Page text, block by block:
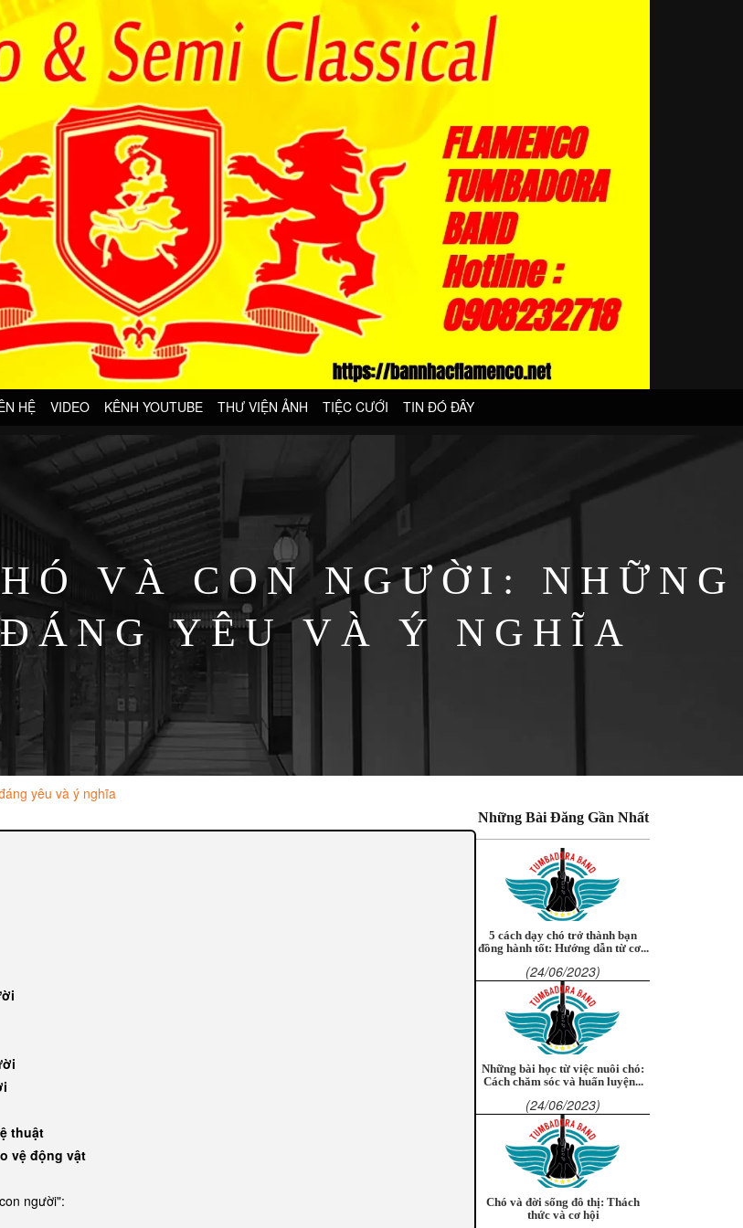
HỆ VIDEO KÊNH YOUTUBE THƯ VIỆN ẢNH TIỆC CƯỚI TIN ĐÓ ĐÂY
VÀ CON NGƯỜI: NHỮNG
YÊU VÀ Ý NGHĨA
yêu và ý nghĩa
thuật
vệ động vật
người":
Những Bài Đăng Gần Nhất
5 cách dạy chó trở thành bạn
đồng hành tốt: Hướng dẫn từ cơ...
(24/06/2023)
Những bài học từ việc nuôi chó:
Cách chăm sóc và huấn luyện...
(24/06/2023)
Chó và đời sống đô thị: Thách
thức và cơ hội